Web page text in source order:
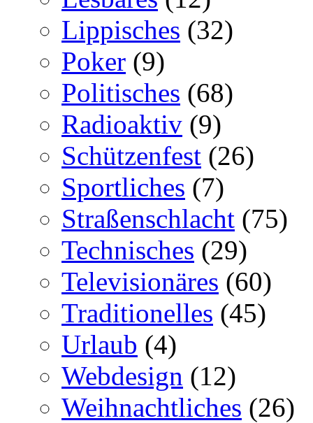
Lippisches (32)
Poker (9)
Politisches (68)
Radioaktiv (9)
Schützenfest (26)
Sportliches (7)
Straßenschlacht (75)
Technisches (29)
Televisionäres (60)
Traditionelles (45)
Urlaub (4)
Webdesign (12)
Weihnachtliches (26)